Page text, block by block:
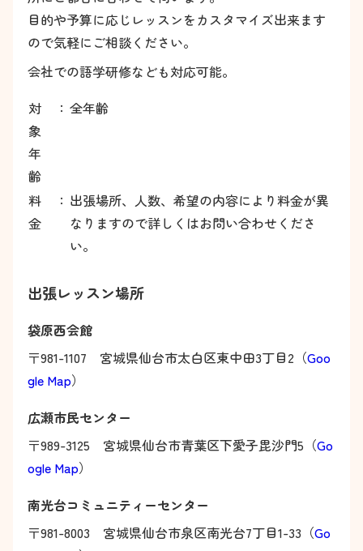
目的や予算に応じレッスンをカスタマイズ出来ます
ので気軽にご相談ください。
会社での語学研修なども対応可能。
対
象
年
齢
： 全年齢
料
金
： 出張場所、人数、希望の内容により料金が異
なりますので詳しくはお問い合わせくださ
い。
出張レッスン場所
袋原西会館
〒981-1107 宮城県仙台市太白区東中田3丁目2（Goo
gle Map）
広瀬市民センター
〒989-3125 宮城県仙台市青葉区下愛子毘沙門5（Go
ogle Map）
南光台コミュニティーセンター
〒981-8003 宮城県仙台市泉区南光台7丁目1-33（Go